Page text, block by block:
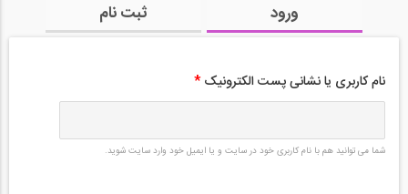
ورود ثبت نام
نام کاربری یا نشانی پست الکترونیک *
شما می توانید هم با نام کاربری خود در سایت و یا ایمیل خود وارد سایت شوید.